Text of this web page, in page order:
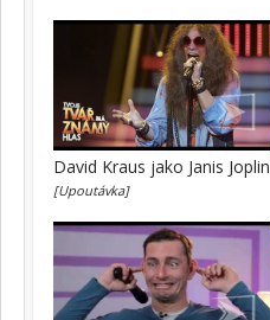
David Kraus jako Janis Joplin
[Upoutávka]